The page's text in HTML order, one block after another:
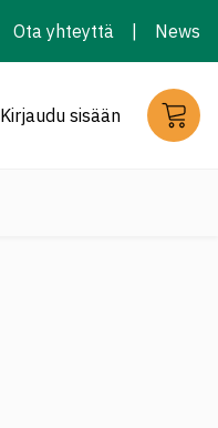
Ota yhteyttä News
Kirjaudu sisään